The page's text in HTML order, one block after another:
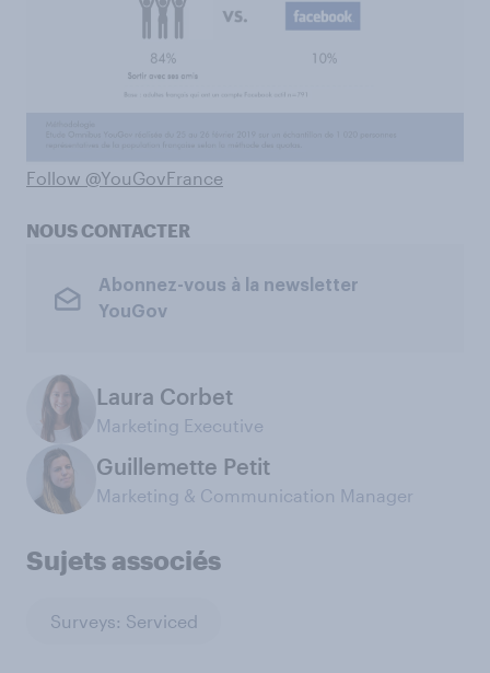
Follow @YouGovFrance
NOUS CONTACTER
Abonnez-vous à la newsletter
YouGov
Laura Corbet
Marketing Executive
Guillemette Petit
Marketing & Communication Manager
Sujets associés
Surveys: Serviced